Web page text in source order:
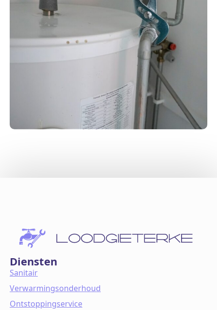
Diensten
Sanitair
Verwarmingsonderhoud
Ontstoppingservice